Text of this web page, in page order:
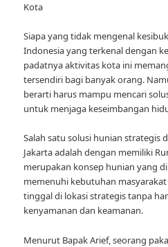
Kota
Siapa yang tidak mengenal
Indonesia yang terkenal dengan
padatnya aktivitas kota ini
tersendiri bagi banyak orang.
berarti harus mampu mencari
untuk menjaga keseimbangan
Salah satu solusi hunian strategis
Jakarta adalah dengan memiliki
merupakan konsep hunian yang
memenuhi kebutuhan
tinggal di lokasi strategis tanpa
kenyamanan dan keamanan.
Menurut Bapak Arief, seorang